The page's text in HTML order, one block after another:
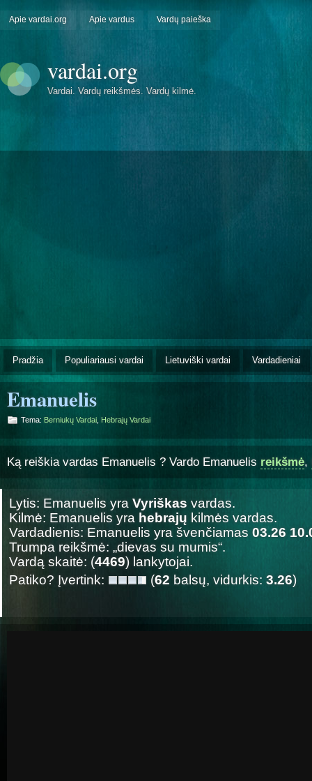
Apie vardai.org Apie vardus Vardų paieška
vardai.org
Vardai. Vardų reikšmės. Vardų kilmė.
Pradžia Populiariausi vardai Lietuviški vardai Vardadieniai
Emanuelis
Tema: Berniukų Vardai Hebrajų Vardai
Ką reiškia vardas Emanuelis ? Vardo Emanuelis reikšmė,
Lytis: Emanuelis yra Vyriškas vardas.
Kilmė: Emanuelis yra hebrajų kilmės vardas.
Vardadienis: Emanuelis yra švenčiamas 03.26
Trumpa reikšmė: „dievas su mumis“.
Vardą skaitė: (4469) lankytojai.
Patiko? Įvertink:
(62 balsų, vidurkis: 3.26)